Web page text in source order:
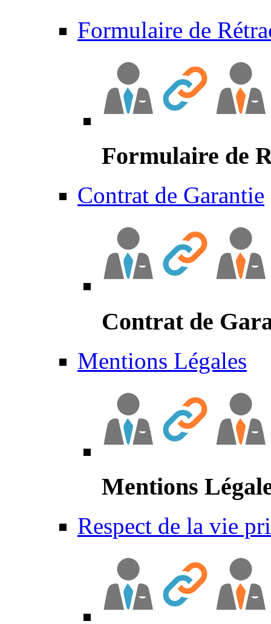
Formulaire de
Formulaire de
Contrat de Garantie
Contrat de
Mentions Légales
Mentions
Respect de la vie